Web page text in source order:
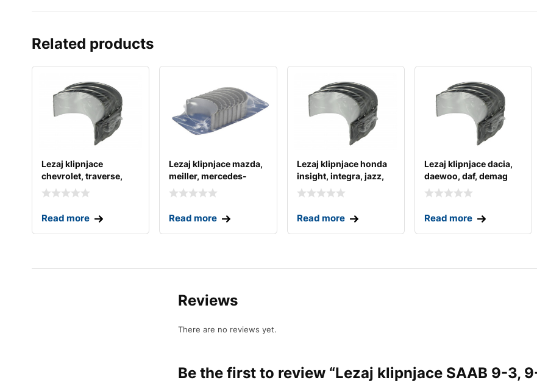
Related products
Lezaj klipnjace
chevrolet, traverse,
trax, venture, volt
Read more
Lezaj klipnjace mazda,
meiller, mercedes-
benz
Read more
Lezaj klipnjace honda
insight, integra, jazz,
logo, nsx
Read more
Lezaj klipnjace dacia,
daewoo, daf, demag
Read more
Reviews
There are no reviews yet.
Be the first to review “Lezaj klipnjace SAAB 9-3,